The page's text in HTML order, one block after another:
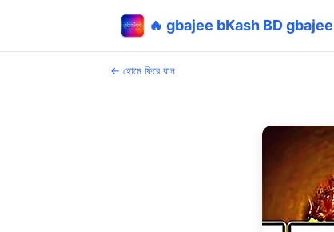
🔥 gbajee bKash BD gbajee
← হোমে ফিরে যান